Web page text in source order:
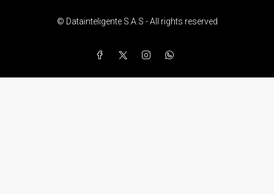
© Datainteligente S.A.S - All rights reserved